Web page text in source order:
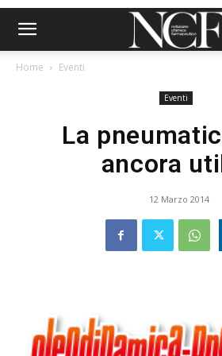
Home Eventi
Eventi
La
ancora
12 Marzo 2014